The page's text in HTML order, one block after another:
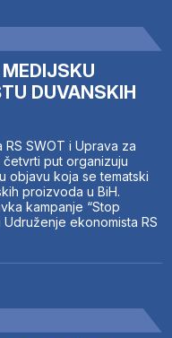
DUVANSKIH
RS SWOT i Uprava za
put organizuju
objavu koja se tematski
proizvoda u BiH.
kampanje “Stop
ekonomista RS